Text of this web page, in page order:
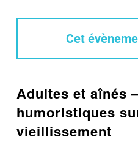
Cet
Adultes et aînés
humoristiques
vieillissement